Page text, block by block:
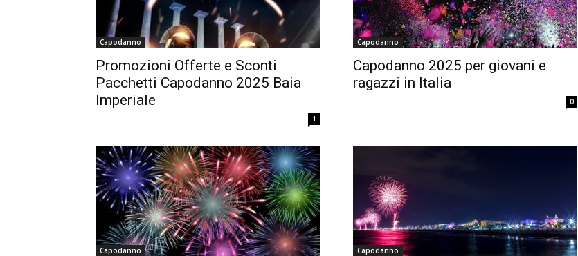
Capodanno
Promozioni Offerte e Sconti
Pacchetti Capodanno 2025 Baia
Imperiale
1
Capodanno
Capodanno 2025 per giovani e
ragazzi in Italia
0
Capodanno Capodanno